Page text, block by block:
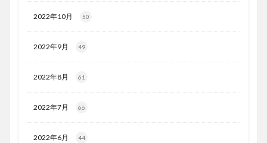
2022年10月 50
2022年9月 49
2022年8月 61
2022年7月 66
2022年6月 44